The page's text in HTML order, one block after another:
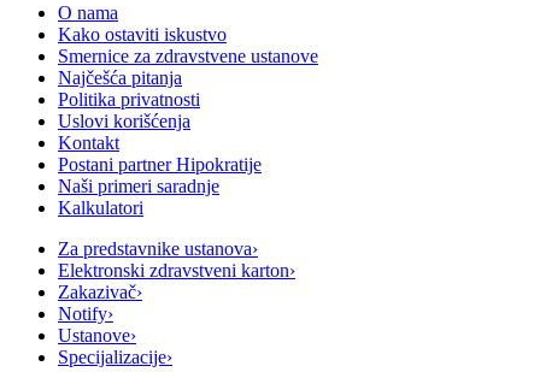
O nama
Kako ostaviti iskustvo
Smernice za zdravstvene ustanove
Najčešća pitanja
Politika privatnosti
Uslovi korišćenja
Kontakt
Postani partner Hipokratije
Naši primeri saradnje
Kalkulatori
Za predstavnike ustanova›
Elektronski zdravstveni karton›
Zakazivač›
Notify›
Ustanove›
Specijalizacije›